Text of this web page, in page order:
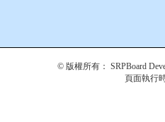
© 版權所有： SRPBoard
頁面執行